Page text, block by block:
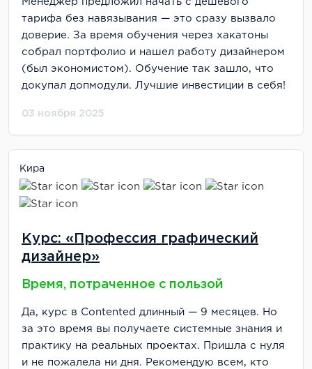
Менеджер предложил начать с дешевого
тарифа без навязывания — это сразу вызвало
доверие. За время обучения через хакатоны
собрал портфолио и нашел работу дизайнером
(был экономистом). Обучение так зашло, что
докупал допмодули. Лучшие инвестиции в себя!
03 ноября 2025
Кира
Курс: «Профессия графический
дизайнер»
Время, потраченное с пользой
Да, курс в Contented длинный — 9 месяцев. Но
за это время вы получаете системные знания и
практику на реальных проектах. Пришла с нуля
и не пожалела ни дня. Рекомендую всем, кто